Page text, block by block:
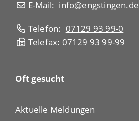
E-Mail: info@engstingen.de
Telefon: 07129 93 99-0
Telefax: 07129 93 99-99
Oft gesucht
Aktuelle Meldungen